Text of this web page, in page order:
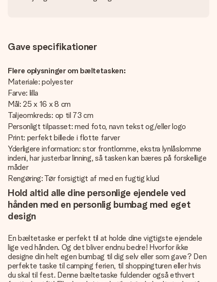
Gave specifikationer
Flere oplysninger om bæltetasken:
Materiale: polyester
Farve: lilla
Mål: 25 x 16 x 8 cm
Taljeomkreds: op til 73 cm
Personligt tilpasset: med foto, navn tekst og/eller logo
Print: perfekt billede i flotte farver
Yderligere information: stor frontlomme, ekstra lynlåslomme
indeni, har justerbar linning, så tasken kan bæres på forskellige
måder
Rengøring: Tør forsigtigt af med en fugtig klud
Hold altid alle dine personlige ejendele ved
hånden med en personlig bumbag med eget
design
En bæltetaske er perfekt til at holde dine vigtigste ejendele
lige ved hånden. Og det bliver endnu bedre! Hvorfor ikke
designe din helt egen bumbag til dig selv eller som gave? Den
perfekte taske til camping ferien, til shoppingturen eller hvis
du skal til fest. Denne bæltetaske fuldender også ethvert